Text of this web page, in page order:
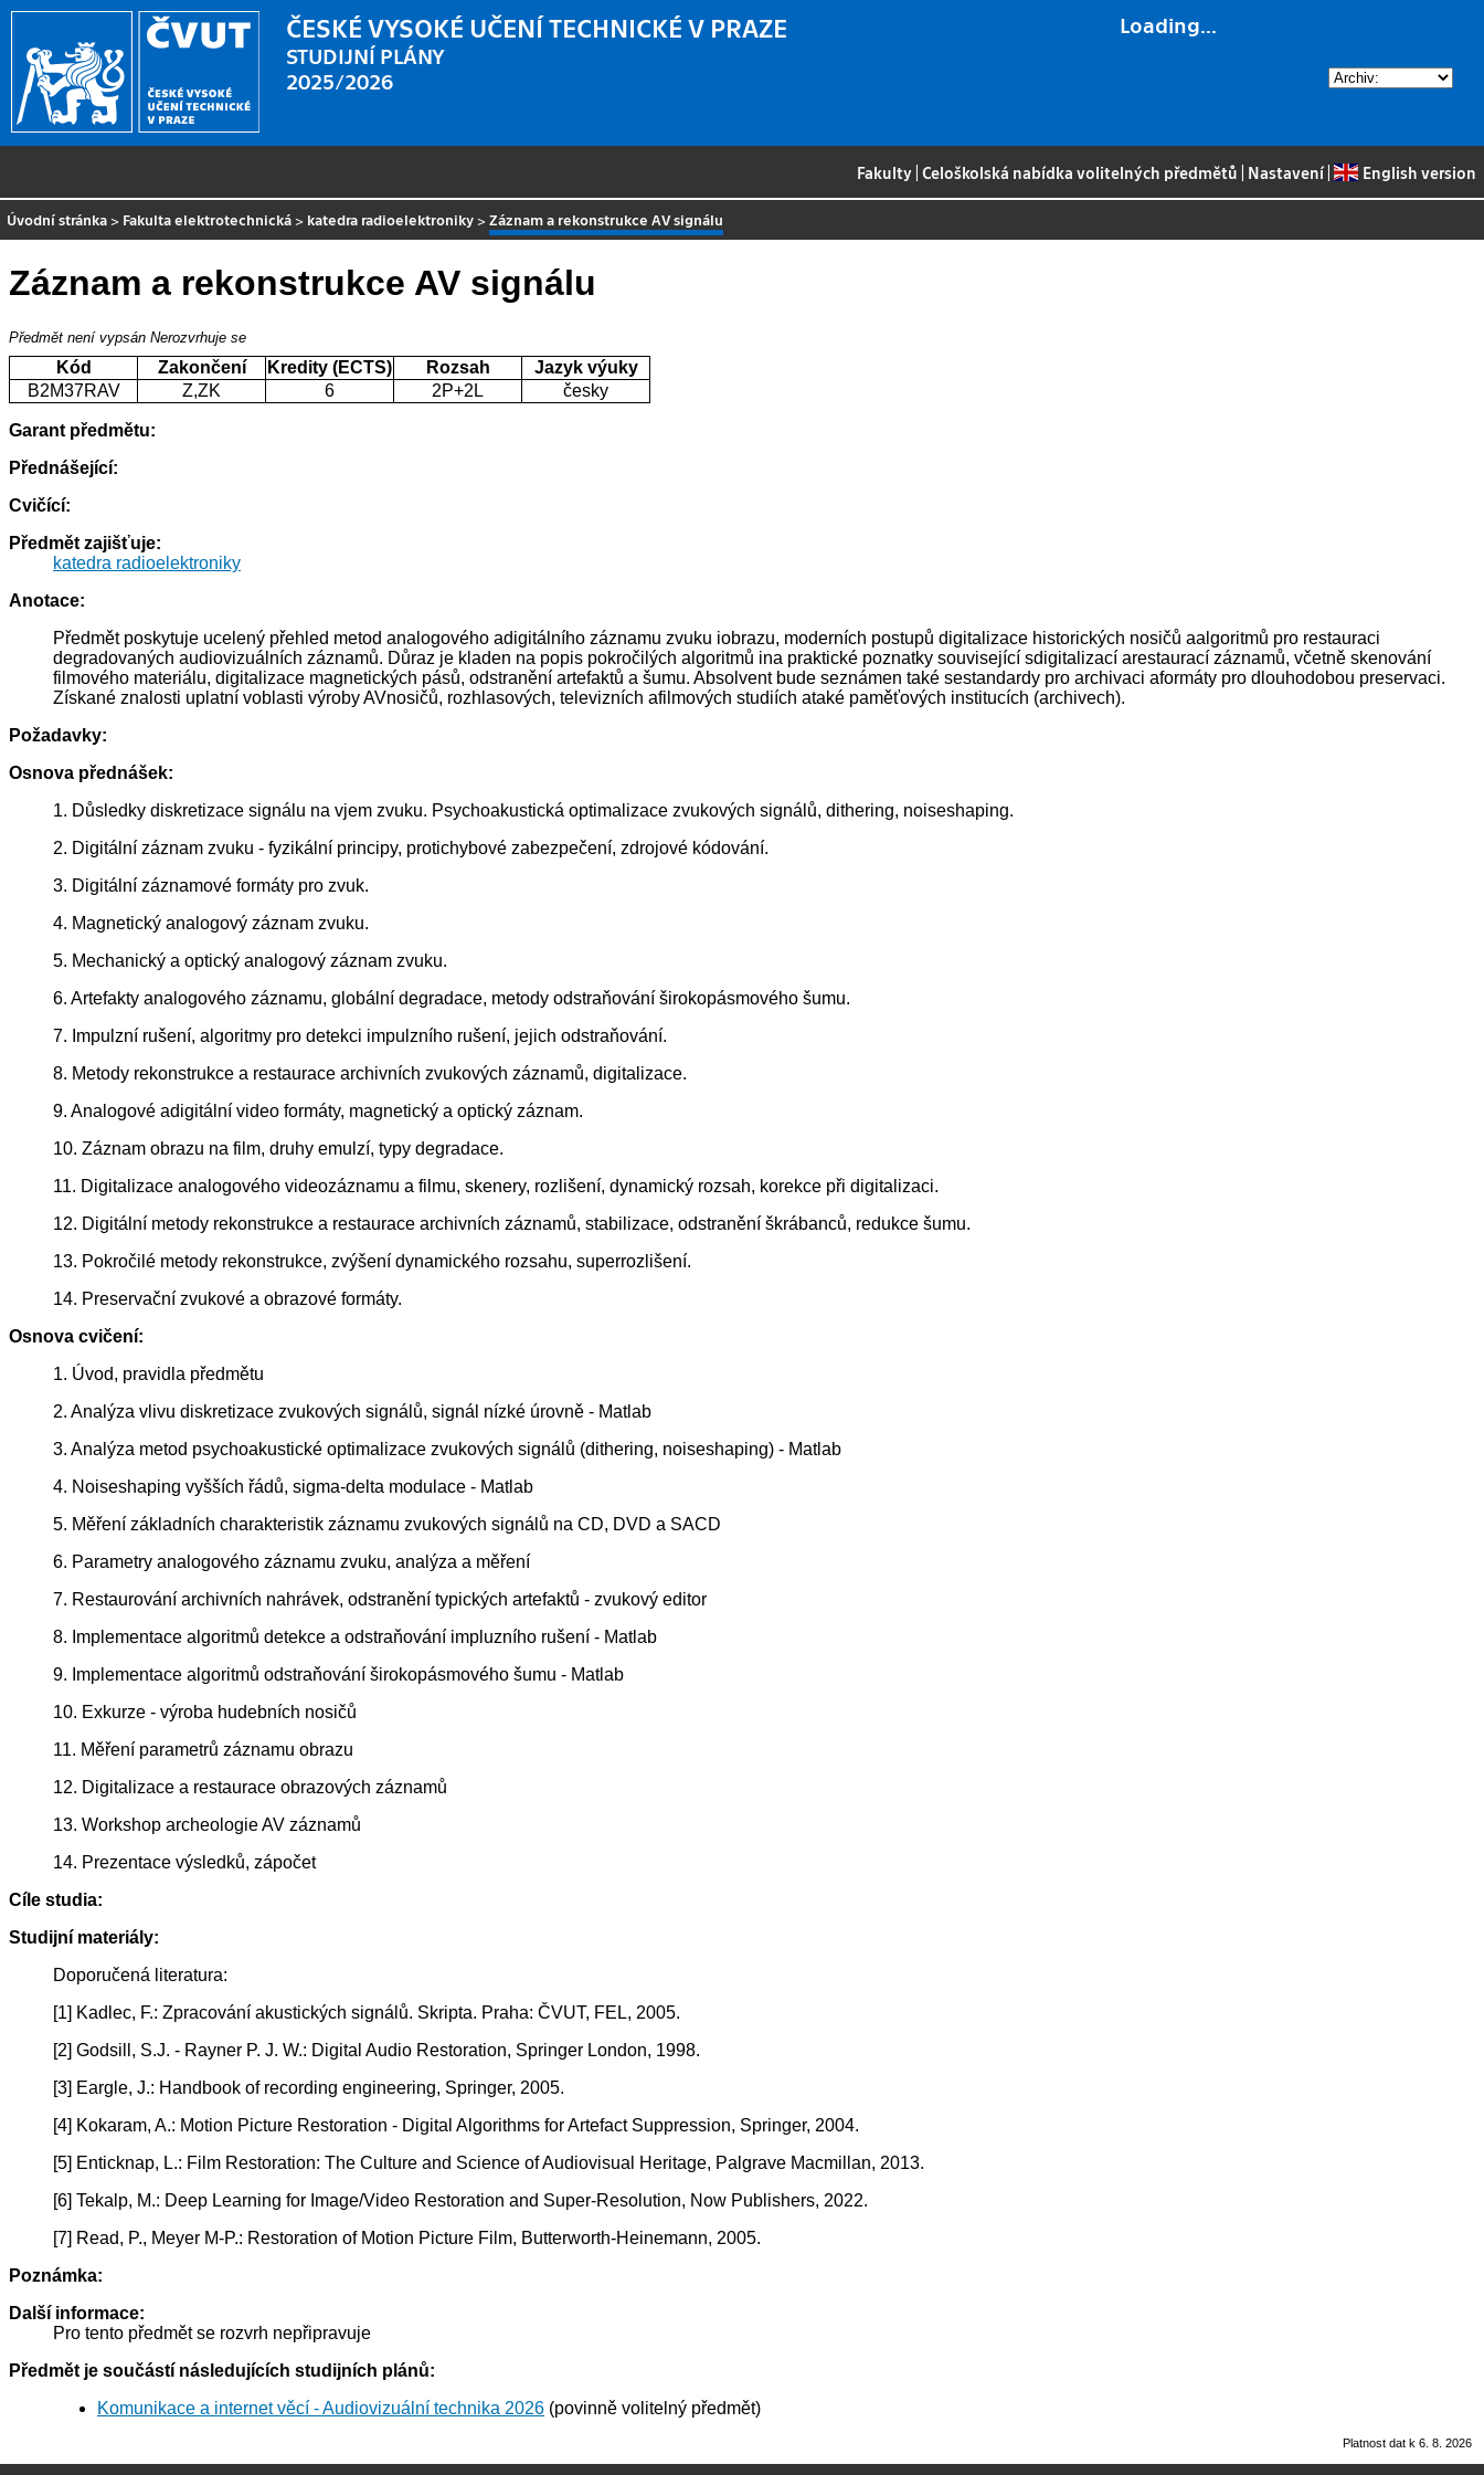
Loading...
ČESKÉ VYSOKÉ UČENÍ TECHNICKÉ V PRAZE
STUDIJNÍ PLÁNY
2025/2026
Fakulty |Celoškolská nabídka volitelných předmětů Nastavení| English version
Úvodní stránka > Fakulta elektrotechnická > katedra radioelektroniky >Záznam a rekonstrukce AV signálu
Záznam a rekonstrukce AV signálu
Předmět není vypsán Nerozvrhuje se
Kód Zakončení Kredity (ECTS) Rozsah
Jazyk výuky
B2M37RAV
Z,ZK 6 2P+2L česky
Garant předmětu:
Přednášející:
Cvičící:
Předmět zajišťuje:
katedra radioelektroniky
Anotace:
Předmět poskytuje ucelený přehled metod analogového adigitálního záznamu zvuku iobrazu, moderních postupů digitalizace historických nosičů aalgoritmů pro restauraci
degradovaných audiovizuálních záznamů. Důraz je kladen na popis pokročilých algoritmů ina praktické poznatky související sdigitalizací arestaurací záznamů, včetně skenování
filmového materiálu, digitalizace magnetických pásů, odstranění artefaktů a šumu. Absolvent bude seznámen také sestandardy pro archivaci aformáty pro dlouhodobou preservaci.
Získané znalosti uplatní voblasti výroby AVnosičů, rozhlasových, televizních afilmových studiích ataké paměťových institucích (archivech).
Požadavky:
Osnova přednášek:
1. Důsledky diskretizace signálu na vjem zvuku. Psychoakustická optimalizace zvukových signálů, dithering, noiseshaping.
2. Digitální záznam zvuku - fyzikální principy, protichybové zabezpečení, zdrojové kódování.
3. Digitální záznamové formáty pro zvuk.
4. Magnetický analogový záznam zvuku.
5. Mechanický a optický analogový záznam zvuku.
6. Artefakty analogového záznamu, globální degradace, metody odstraňování širokopásmového šumu.
7. Impulzní rušení, algoritmy pro detekci impulzního rušení, jejich odstraňování.
8. Metody rekonstrukce a restaurace archivních zvukových záznamů, digitalizace.
9. Analogové adigitální video formáty, magnetický a optický záznam.
10. Záznam obrazu na film, druhy emulzí, typy degradace.
11. Digitalizace analogového videozáznamu a filmu, skenery, rozlišení, dynamický rozsah, korekce při digitalizaci.
12. Digitální metody rekonstrukce a restaurace archivních záznamů, stabilizace, odstranění škrábanců, redukce šumu.
13. Pokročilé metody rekonstrukce, zvýšení dynamického rozsahu, superrozlišení.
14. Preservační zvukové a obrazové formáty.
Osnova cvičení:
1. Úvod, pravidla předmětu
2. Analýza vlivu diskretizace zvukových signálů, signál nízké úrovně - Matlab
3. Analýza metod psychoakustické optimalizace zvukových signálů (dithering, noiseshaping) - Matlab
4. Noiseshaping vyšších řádů, sigma-delta modulace - Matlab
5. Měření základních charakteristik záznamu zvukových signálů na CD, DVD a SACD
6. Parametry analogového záznamu zvuku, analýza a měření
7. Restaurování archivních nahrávek, odstranění typických artefaktů - zvukový editor
8. Implementace algoritmů detekce a odstraňování impluzního rušení - Matlab
9. Implementace algoritmů odstraňování širokopásmového šumu - Matlab
10. Exkurze - výroba hudebních nosičů
11. Měření parametrů záznamu obrazu
12. Digitalizace a restaurace obrazových záznamů
13. Workshop archeologie AV záznamů
14. Prezentace výsledků, zápočet
Cíle studia:
Studijní materiály:
Doporučená literatura:
[1] Kadlec, F.: Zpracování akustických signálů. Skripta. Praha: ČVUT, FEL, 2005.
[2] Godsill, S.J. - Rayner P. J. W.: Digital Audio Restoration, Springer London, 1998.
[3] Eargle, J.: Handbook of recording engineering, Springer, 2005.
[4] Kokaram, A.: Motion Picture Restoration - Digital Algorithms for Artefact Suppression, Springer, 2004.
[5] Enticknap, L.: Film Restoration: The Culture and Science of Audiovisual Heritage, Palgrave Macmillan, 2013.
[6] Tekalp, M.: Deep Learning for Image/Video Restoration and Super-Resolution, Now Publishers, 2022.
[7] Read, P., Meyer M-P.: Restoration of Motion Picture Film, Butterworth-Heinemann, 2005.
Poznámka:
Další informace:
Pro tento předmět se rozvrh nepřipravuje
Předmět je součástí následujících studijních plánů:
Komunikace a internet věcí - Audiovizuální technika 2026 (povinně volitelný předmět)
Platnost dat k 6. 8. 2026